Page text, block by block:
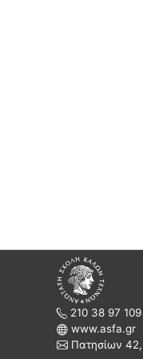
210 38 97 109
www.asfa.gr
Πατησίων